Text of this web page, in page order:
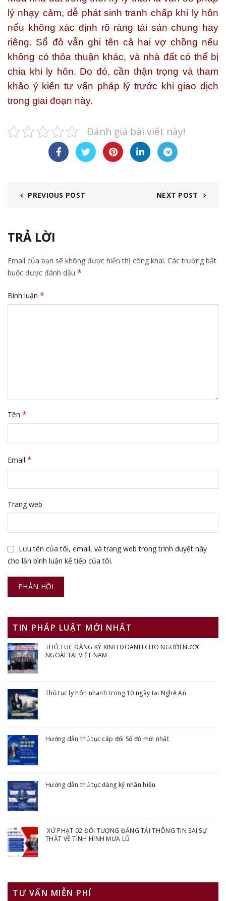
lý nhạy cảm, dễ phát sinh tranh chấp khi ly hôn
nếu không xác định rõ ràng tài sản chung hay
riêng. Sổ đỏ vẫn ghi tên cả hai vợ chồng nếu
không có thỏa thuận khác, và nhà đất có thể bị
chia khi ly hôn. Do đó, cần thận trọng và tham
khảo ý kiến tư vấn pháp lý trước khi giao dịch
trong giai đoạn này.
Đánh giá bài viết này!
PREVIOUS POST NEXT POST
TRẢ LỜI
Email của bạn sẽ không được hiển thị công khai. Các trường bắt
buộc được đánh dấu *
Bình luận *
Tên *
Email *
Trang web
Lưu tên của tôi, email, và trang web trong trình duyệt này
cho lần bình luận kế tiếp của tôi.
TIN PHÁP LUẬT MỚI NHẤT
THỦ TỤC ĐĂNG KÝ KINH DOANH CHO NGƯỜI NƯỚC
NGOÀI TẠI VIỆT NAM
Thủ tục ly hôn nhanh trong 10 ngày tại Nghệ An
Hướng dẫn thủ tục cấp đổi Sổ đỏ mới nhất
Hướng dẫn thủ tục đăng ký nhãn hiệu
XỬ PHẠT 02 ĐỐI TƯỢNG ĐĂNG TẢI THÔNG TIN SAI SỰ
THẬT VỀ TÌNH HÌNH MƯA LŨ
TƯ VẤN MIỄN PHÍ